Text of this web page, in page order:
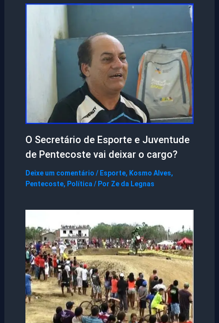
O Secretário de Esporte e Juventude
de Pentecoste vai deixar o cargo?
Deixe um comentário / Esporte, Kosmo Alves,
Pentecoste, Política / Por Ze da Legnas